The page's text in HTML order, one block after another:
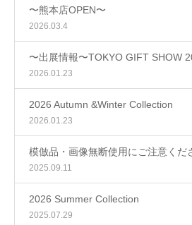
〜熊本店OPEN〜
2026.03.4
〜出展情報〜TOKYO GIFT SHOW
2026.01.23
2026 Autumn &Winter Collection
2026.01.23
模倣品・画像無断使用にご注意くだ
2025.09.11
2026 Summer Collection
2025.07.29